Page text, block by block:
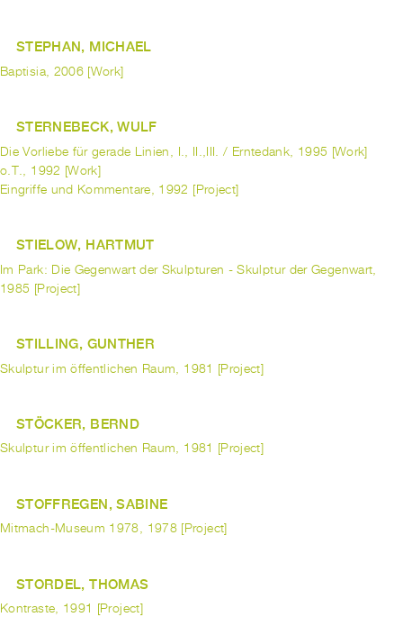
STEPHAN, MICHAEL
Baptisia, 2006 [Work]
STERNEBECK, WULF
Die Vorliebe für gerade Linien, I., II.,III. / Erntedank, 1995 [Work]
o.T., 1992 [Work]
Eingriffe und Kommentare, 1992 [Project]
STIELOW, HARTMUT
Im Park: Die Gegenwart der Skulpturen - Skulptur der Gegenwart,
1985 [Project]
STILLING, GUNTHER
Skulptur im öffentlichen Raum, 1981 [Project]
STÖCKER, BERND
Skulptur im öffentlichen Raum, 1981 [Project]
STOFFREGEN, SABINE
Mitmach-Museum 1978, 1978 [Project]
STORDEL, THOMAS
Kontraste, 1991 [Project]